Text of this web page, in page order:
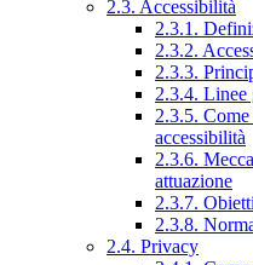
2.3. Accessibilità
2.3.1.
2.3.2.
2.3.3.
2.3.4. Linee
2.3.5.
accessibilità
2.3.6.
attuazione
2.3.7.
2.3.8.
2.4. Privacy